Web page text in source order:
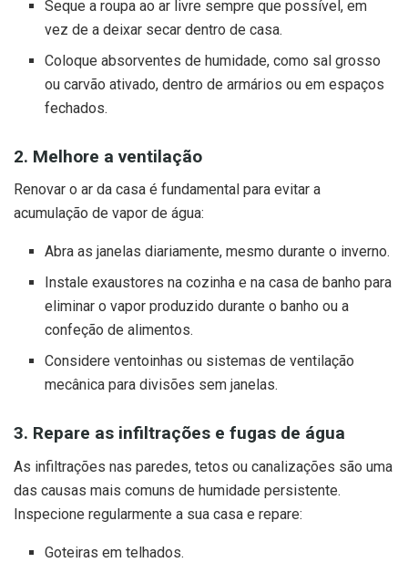
Seque a roupa ao ar livre sempre que possível, em
vez de a deixar secar dentro de casa.
Coloque absorventes de humidade, como sal grosso
ou carvão ativado, dentro de armários ou em espaços
fechados.
2. Melhore a ventilação
Renovar o ar da casa é fundamental para evitar a
acumulação de vapor de água:
Abra as janelas diariamente, mesmo durante o inverno.
Instale exaustores na cozinha e na casa de banho para
eliminar o vapor produzido durante o banho ou a
confeção de alimentos.
Considere ventoinhas ou sistemas de ventilação
mecânica para divisões sem janelas.
3. Repare as infiltrações e fugas de água
As infiltrações nas paredes, tetos ou canalizações são uma
das causas mais comuns de humidade persistente.
Inspecione regularmente a sua casa e repare:
Goteiras em telhados.